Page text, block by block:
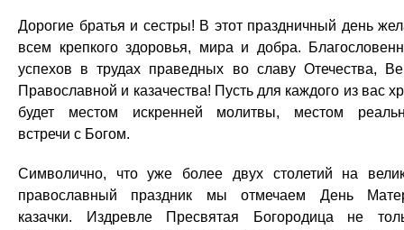
Дорогие братья и сестры! В этот праздничный день
всем крепкого здоровья, мира и добра.
успехов в трудах праведных во славу Отечества,
Православной и казачества! Пусть для каждого из вас
будет местом искренней молитвы, местом
встречи с Богом.
Символично, что уже более двух столетий на
православный праздник мы отмечаем День
казачки. Издревле Пресвятая Богородица не